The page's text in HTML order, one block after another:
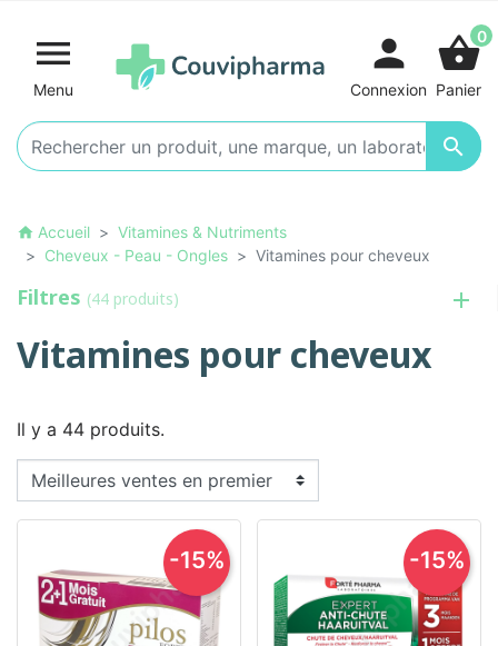

Menu

person
Connexion
shopping_basket0
Panier
home Accueil
Vitamines & Nutriments
Cheveux - Peau - Ongles
Vitamines pour cheveux
Filtres (44 produits)
Vitamines pour cheveux
Il y a 44 produits.
-15% -15%